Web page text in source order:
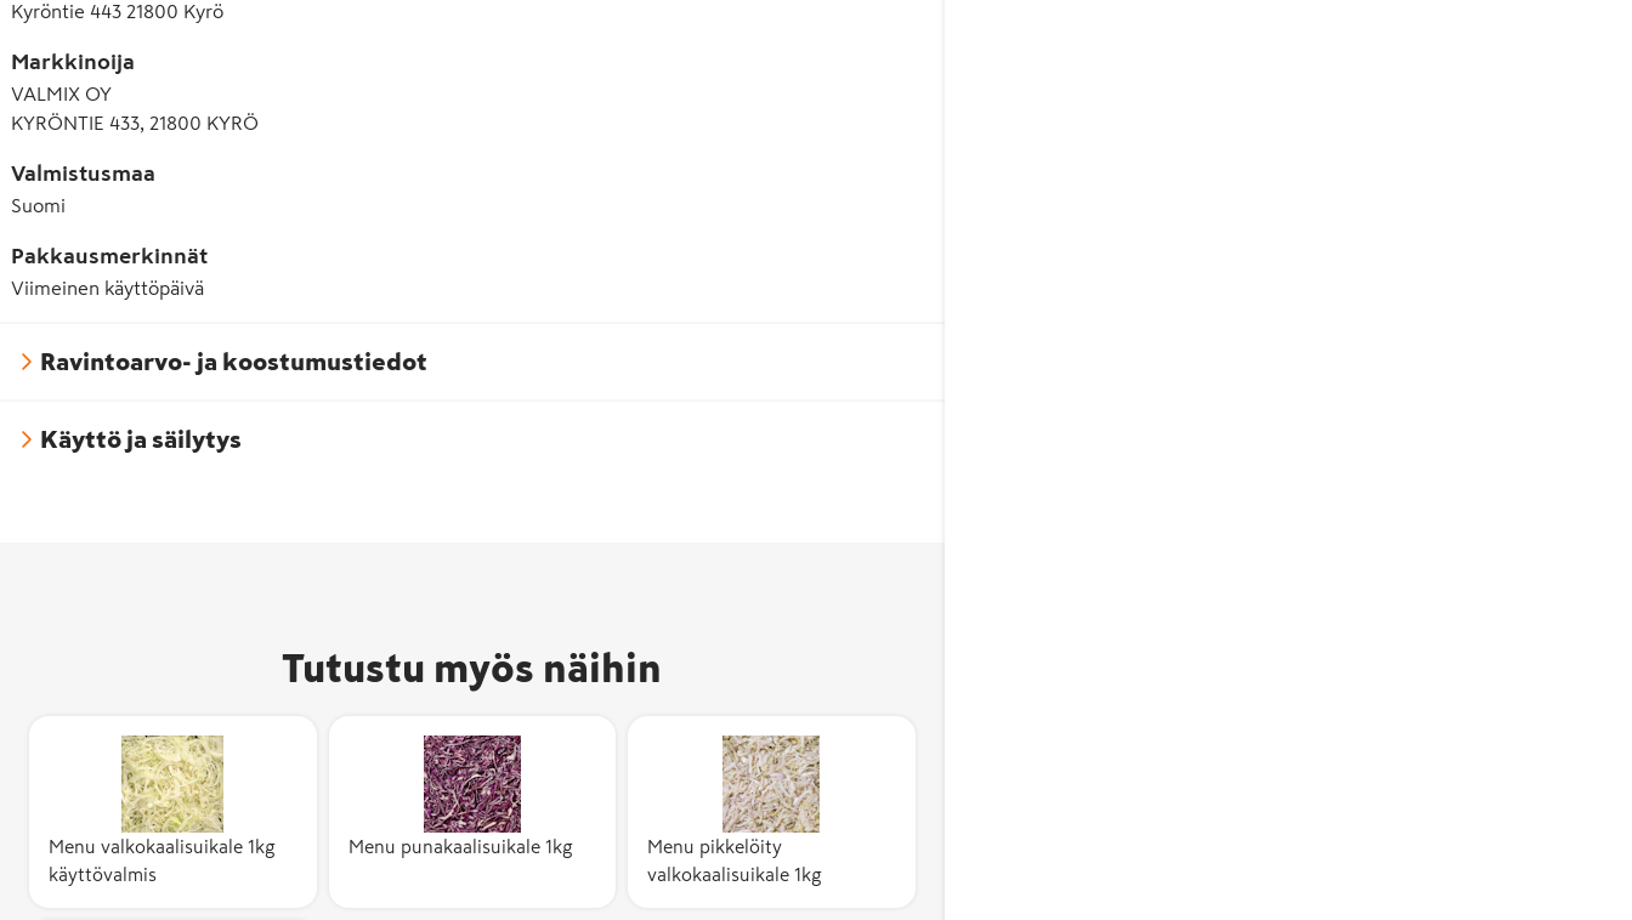
Kyröntie 443 21800 Kyrö
Markkinoija
VALMIX OY
KYRÖNTIE 433, 21800 KYRÖ
Valmistusmaa
Suomi
Pakkausmerkinnät
Viimeinen käyttöpäivä
Ravintoarvo- ja koostumustiedot
Käyttö ja säilytys
Tutustu myös näihin
Menu valkokaalisuikale 1kg
käyttövalmis
Menu punakaalisuikale 1kg
Menu pikkelöity
valkokaalisuikale 1kg